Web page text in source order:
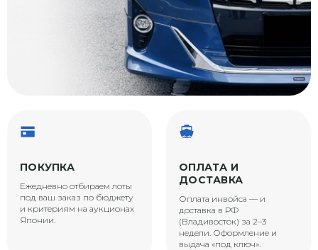
ПОКУПКА
Ежедневно отбираем лоты
под ваш заказ по бюджету
и критериям на аукционах
Японии.
ОПЛАТА И
ДОСТАВКА
Оплата инвойса — и
доставка в РФ
(Владивосток) за 2–3
недели. Оформление и
выдача «под ключ».